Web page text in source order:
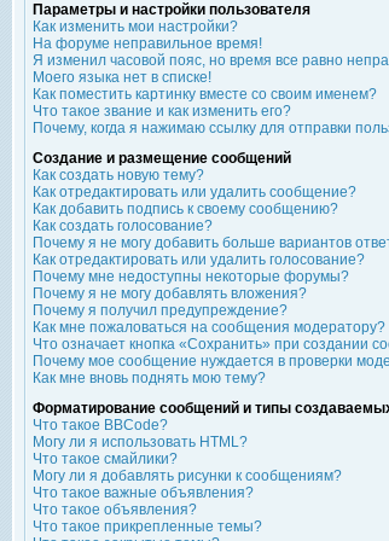
Параметры и настройки пользователя
Как изменить мои настройки?
На форуме неправильное время!
Я изменил часовой пояс, но время все равно
Моего языка нет в списке!
Как поместить картинку вместе со своим именем?
Что такое звание и как изменить его?
Почему, когда я нажимаю ссылку для отправки
Создание и размещение сообщений
Как создать новую тему?
Как отредактировать или удалить сообщение?
Как добавить подпись к своему сообщению?
Как создать голосование?
Почему я не могу добавить больше вариантов
Как отредактировать или удалить голосование?
Почему мне недоступны некоторые форумы?
Почему я не могу добавлять вложения?
Почему я получил предупреждение?
Как мне пожаловаться на сообщения модератору?
Что означает кнопка «Сохранить» при создании
Почему мое сообщение нуждается в проверки
Как мне вновь поднять мою тему?
Форматирование сообщений и типы
Что такое BBCode?
Могу ли я использовать HTML?
Что такое смайлики?
Могу ли я добавлять рисунки к сообщениям?
Что такое важные объявления?
Что такое объявления?
Что такое прикрепленные темы?